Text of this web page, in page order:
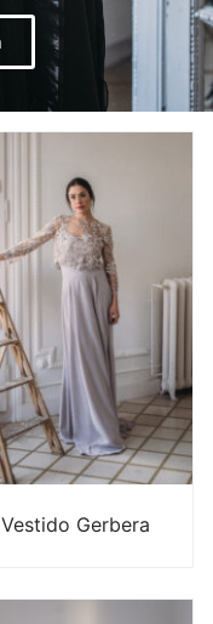
Vestido Gerbera